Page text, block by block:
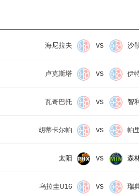
海尼拉夫 vs 沙
卢克斯塔 vs 伊
瓦奇巴托 vs 智
胡蒂卡尔帕 vs 帕
太阳 vs 森
乌拉圭U16 vs 瑞